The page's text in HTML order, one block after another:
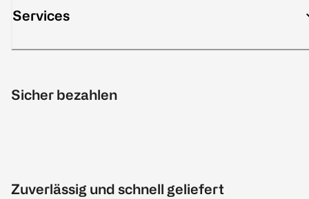
Services
Sicher bezahlen
Zuverlässig und schnell geliefert